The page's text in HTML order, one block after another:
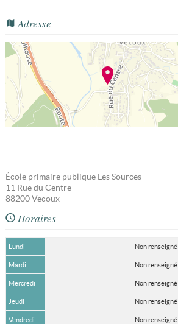
Adresse
École primaire publique Les Sources
11 Rue du Centre
88200 Vecoux
Horaires
Lundi Non renseigné
Mardi Non renseigné
Mercredi Non renseigné
Jeudi Non renseigné
Vendredi Non renseigné